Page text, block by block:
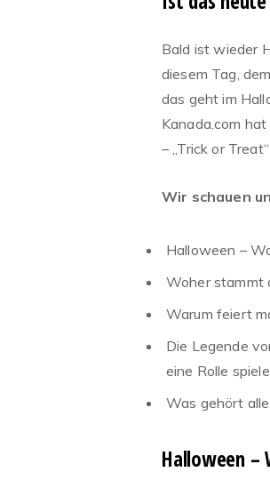
Bald ist wieder
diesem Tag,
das geht im
Kanada.com
– „Trick or
Wir schauen
Halloween –
Woher stammt
Warum feiert
Die Legende
eine Rolle
Was gehört
Halloween –